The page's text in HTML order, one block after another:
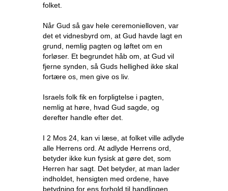
folket.
Når Gud så gav hele ceremonielloven, var
det et vidnesbyrd om, at Gud havde lagt en
grund, nemlig pagten og løftet om en
forløser. Et begrundet håb om, at Gud vil
fjerne synden, så Guds hellighed ikke skal
fortære os, men give os liv.
Israels folk fik en forpligtelse i pagten,
nemlig at høre, hvad Gud sagde, og
derefter handle efter det.
I 2 Mos 24, kan vi læse, at folket ville adlyde
alle Herrens ord. At adlyde Herrens ord,
betyder ikke kun fysisk at gøre det, som
Herren har sagt. Det betyder, at man lader
indholdet, hensigten med ordene, have
betydning for ens forhold til handlingen.